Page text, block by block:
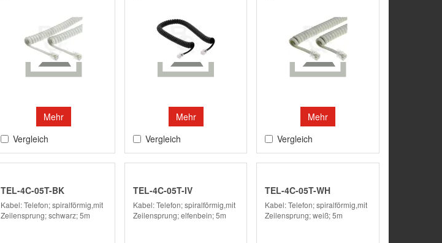
Mehr
Vergleich
Mehr
Vergleich
Mehr
Vergleich
TEL-4C-05T-BK
Kabel: Telefon; spiralförmig,mit
Zeilensprung; schwarz; 5m
TEL-4C-05T-IV
Kabel: Telefon; spiralförmig,mit
Zeilensprung; elfenbein; 5m
TEL-4C-05T-WH
Kabel: Telefon; spiralförmig,mit
Zeilensprung; weiß; 5m